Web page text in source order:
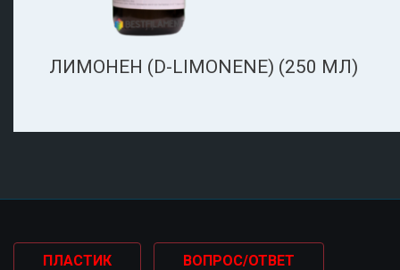
ЛИМОНЕН (D-LIMONENE) (250 МЛ)
ПЛАСТИК ВОПРОС/ОТВЕТ